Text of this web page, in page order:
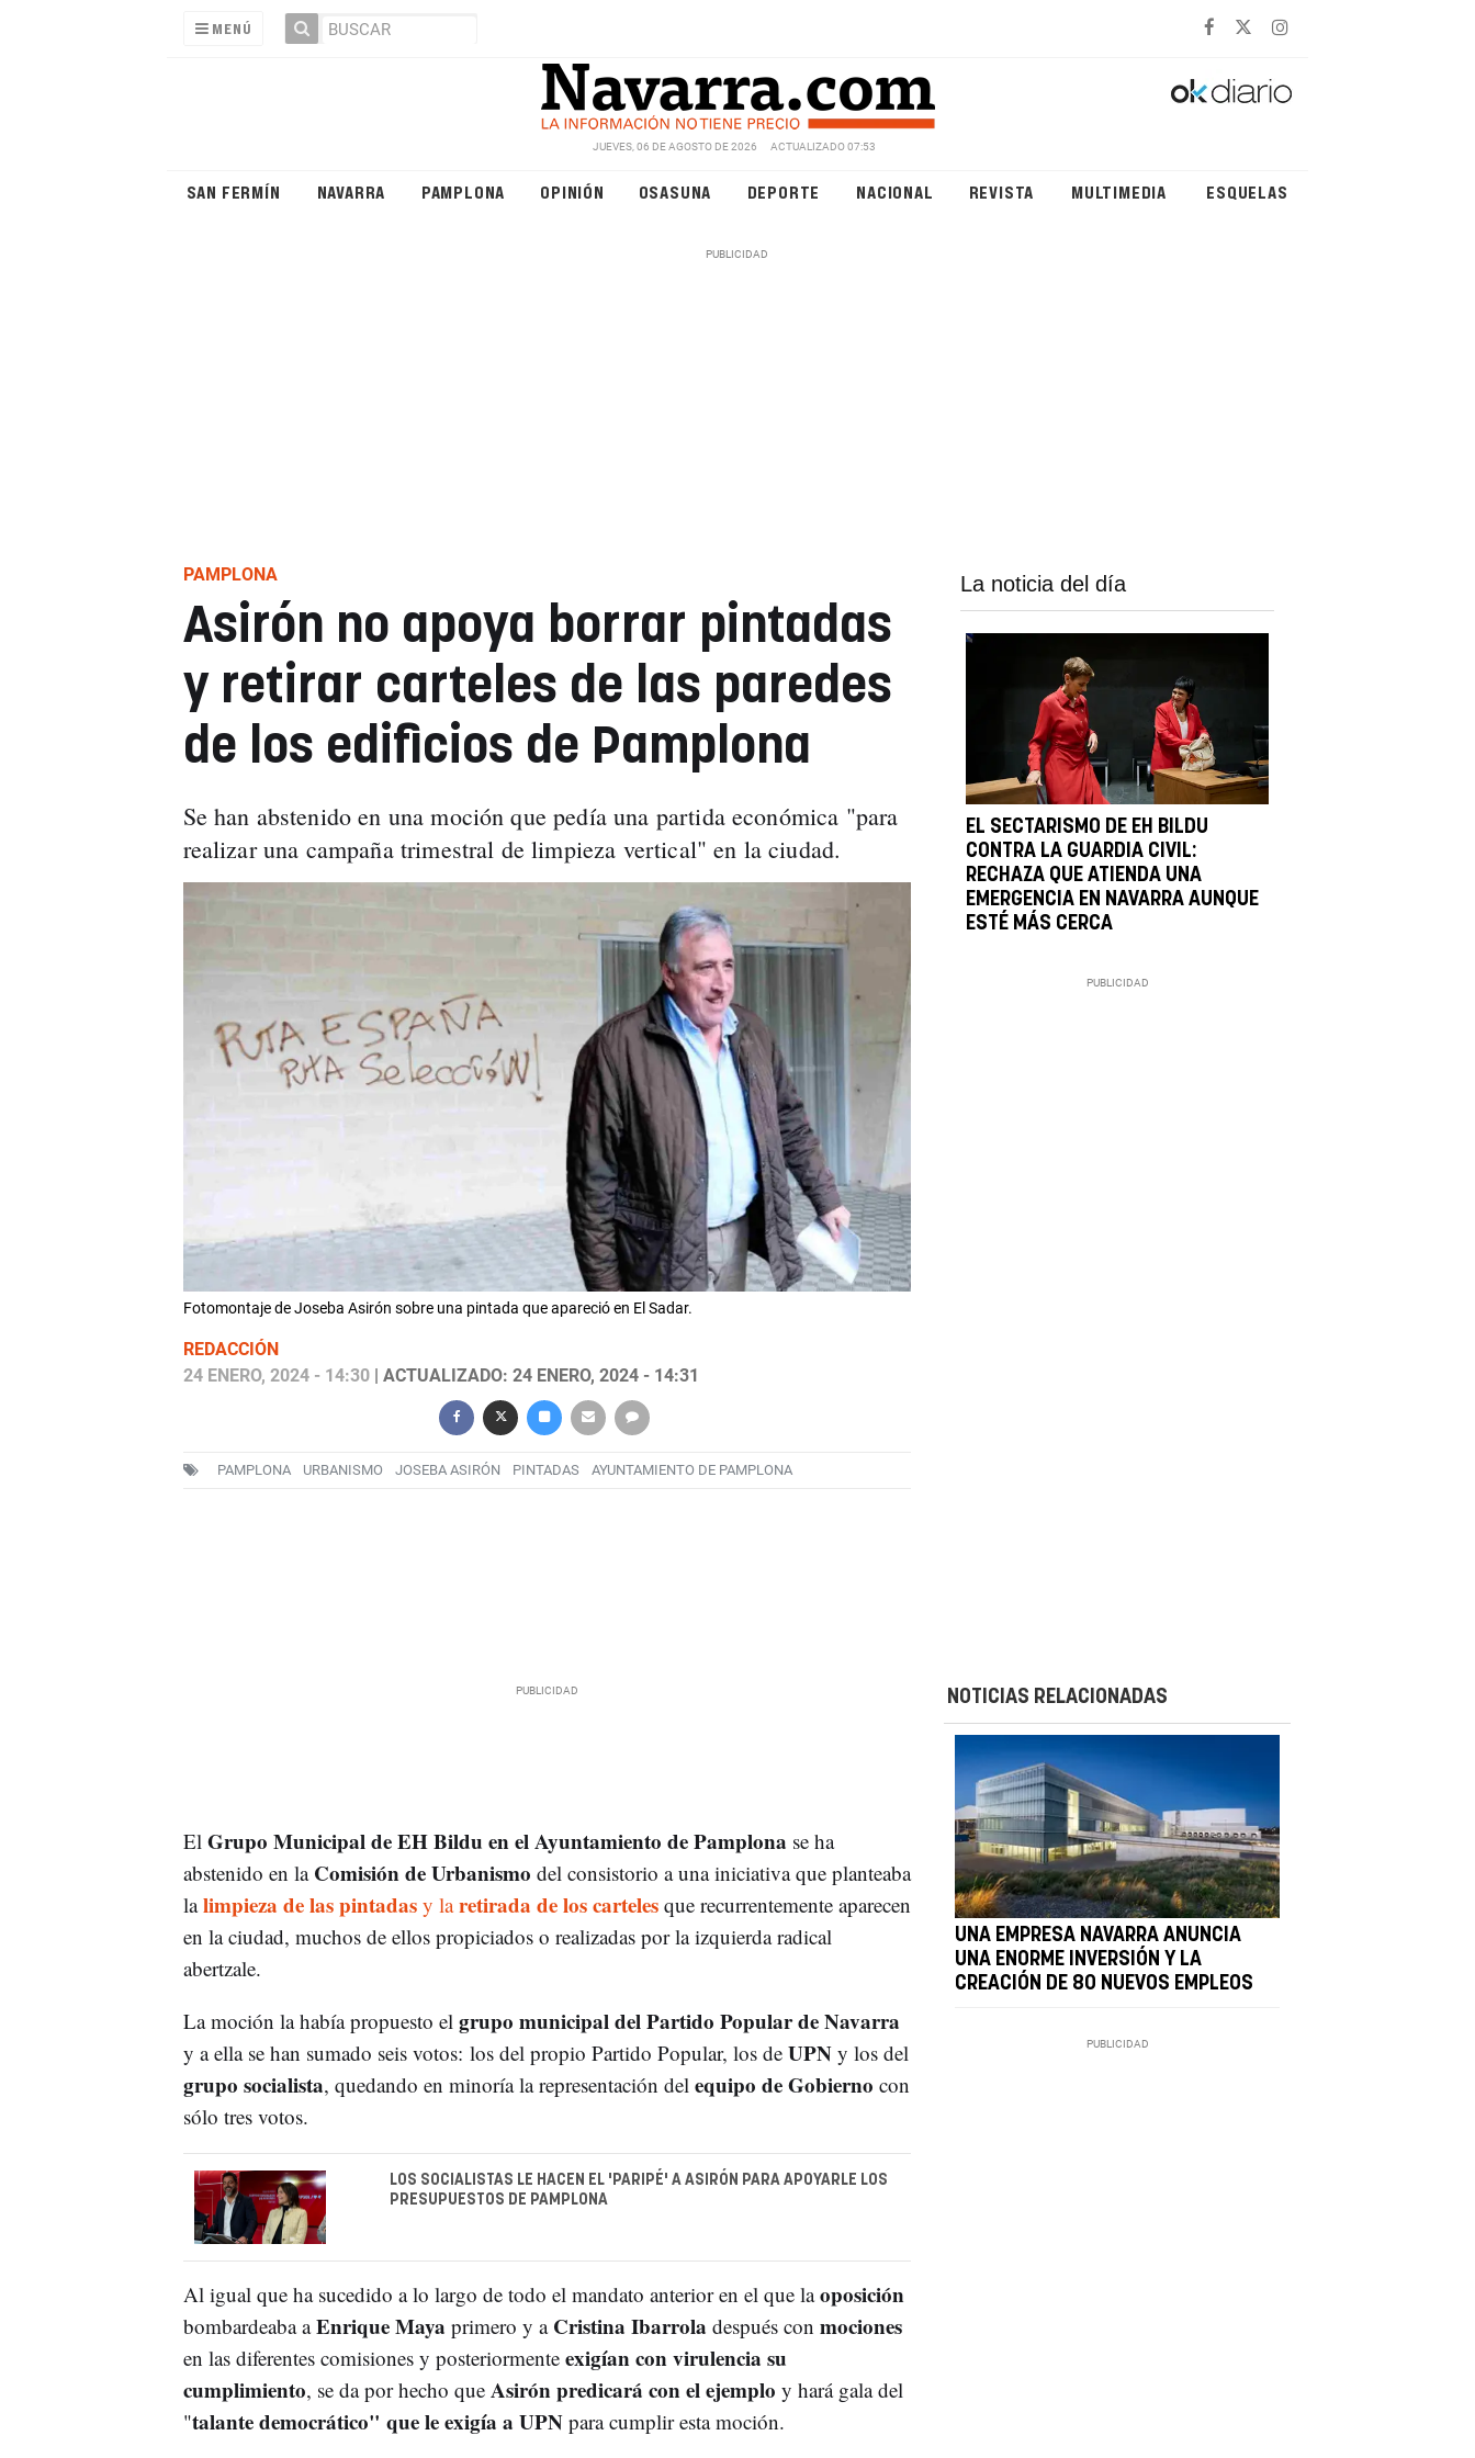
MENÚ
JUEVES, 06 DE AGOSTO DE 2026 ACTUALIZADO 07:53
SAN FERMÍN NAVARRA PAMPLONA OPINIÓN OSASUNA DEPORTE NACIONAL REVISTA MULTIMEDIA ESQUELAS
PAMPLONA
Asirón no apoya borrar pintadas
y retirar carteles de las paredes
de los edificios de Pamplona
Se han abstenido en una moción que pedía una partida económica "para
realizar una campaña trimestral de limpieza vertical" en la ciudad.
Fotomontaje de Joseba Asirón sobre una pintada que apareció en El Sadar.
REDACCIÓN
24 ENERO, 2024 - 14:30| ACTUALIZADO: 24 ENERO, 2024 - 14:31
PAMPLONA URBANISMO JOSEBA ASIRÓN PINTADAS AYUNTAMIENTO DE PAMPLONA
La noticia del día
EL SECTARISMO DE EH BILDU
CONTRA LA GUARDIA CIVIL:
RECHAZA QUE ATIENDA UNA
EMERGENCIA EN NAVARRA AUNQUE
ESTÉ MÁS CERCA
El Grupo Municipal de EH Bildu en el Ayuntamiento de Pamplona se ha
abstenido en la Comisión de Urbanismo del consistorio a una iniciativa que planteaba
la limpieza de las pintadasy laretirada de los cartelesque recurrentemente aparecen
en la ciudad, muchos de ellos propiciados o realizadas por la izquierda radical
abertzale.
La moción la había propuesto el grupo municipal del Partido Popular de Navarra
y a ella se han sumado seis votos: los del propio Partido Popular, los de UPN y los del
grupo socialista, quedando en minoría la representación del equipo de Gobierno con
sólo tres votos.
LOS SOCIALISTAS LE HACEN EL 'PARIPÉ' A ASIRÓN PARA APOYARLE LOS
PRESUPUESTOS DE PAMPLONA
Al igual que ha sucedido a lo largo de todo el mandato anterior en el que laoposición
bombardeaba aEnrique Maya primero y a Cristina Ibarrola después con mociones
en las diferentes comisiones y posteriormenteexigían con virulencia su
cumplimiento, se da por hecho que Asirón predicará con el ejemplo y hará gala del
"talante democrático" que le exigía a UPNpara cumplir esta moción.
NOTICIAS RELACIONADAS
UNA EMPRESA NAVARRA ANUNCIA
UNA ENORME INVERSIÓN Y LA
CREACIÓN DE 80 NUEVOS EMPLEOS